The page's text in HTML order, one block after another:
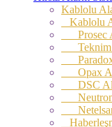
Kablolu
Kablolu
Prosec
Teknim
Paradox
Opax
DSC
Neutron